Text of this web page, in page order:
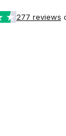
277 reviews